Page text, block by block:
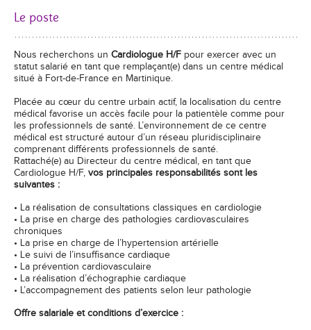
Le poste
Nous recherchons un Cardiologue H/F pour exercer avec un
statut salarié en tant que remplaçant(e) dans un centre médical
situé à Fort-de-France en Martinique.
Placée au cœur du centre urbain actif, la localisation du centre
médical favorise un accès facile pour la patientèle comme pour
les professionnels de santé. L’environnement de ce centre
médical est structuré autour d’un réseau pluridisciplinaire
comprenant différents professionnels de santé.
Rattaché(e) au Directeur du centre médical, en tant que
Cardiologue H/F, vos principales responsabilités sont les
suivantes :
• La réalisation de consultations classiques en cardiologie
• La prise en charge des pathologies cardiovasculaires
chroniques
• La prise en charge de l’hypertension artérielle
• Le suivi de l’insuffisance cardiaque
• La prévention cardiovasculaire
• La réalisation d’échographie cardiaque
• L’accompagnement des patients selon leur pathologie
Offre salariale et conditions d’exercice :